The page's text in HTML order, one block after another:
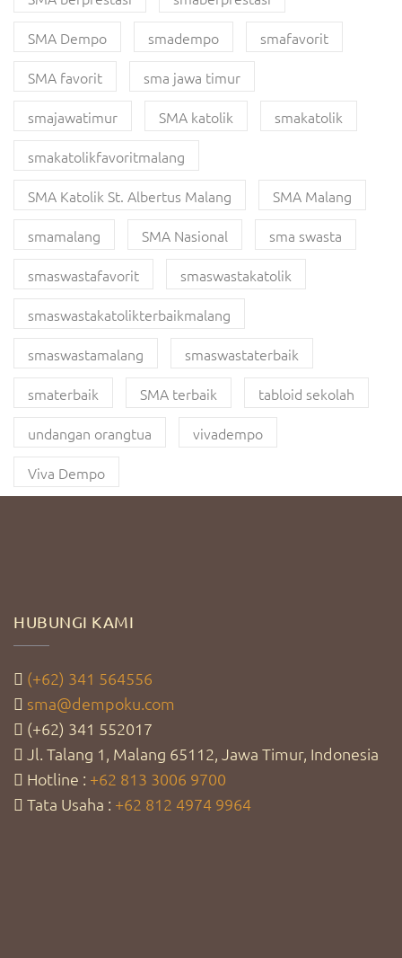
SMA Dempo
smadempo
smafavorit
SMA favorit
sma jawa timur
smajawatimur
SMA katolik
smakatolik
smakatolikfavoritmalang
SMA Katolik St. Albertus Malang
SMA Malang
smamalang
SMA Nasional
sma swasta
smaswastafavorit
smaswastakatolik
smaswastakatolikterbaikmalang
smaswastamalang
smaswastaterbaik
smaterbaik
SMA terbaik
tabloid sekolah
undangan orangtua
vivadempo
Viva Dempo
HUBUNGI KAMI
(+62) 341 564556
sma@dempoku.com
(+62) 341 552017
Jl. Talang 1, Malang 65112, Jawa Timur, Indonesia
Hotline : +62 813 3006 9700
Tata Usaha : +62 812 4974 9964